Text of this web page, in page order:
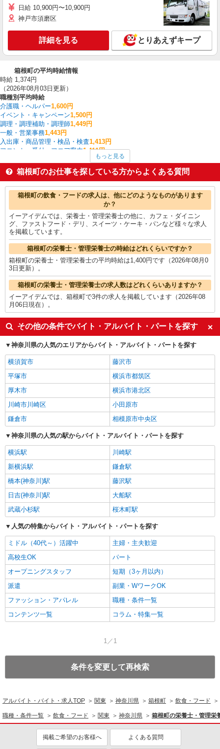
日給 10,900円〜10,900円
神戸市須磨区
詳細を見る とりあえずキープ
箱根町の平均時給情報
時給 1,374円
（2026年08月03日更新）
職種別平均時給
介護職・ヘルパー1,600円
イベント・キャンペーン1,500円
調理・調理補助・調理師1,449円
一般・営業事務1,443円
入出庫・商品管理・検品・検査1,413円
フロント・受付・フロア案内1,411円
保育士・保育補助1,400円
梱包・仕分け・ピッキング1,389円
送迎ドライバー1,350円
箱根町の他の職種の平均時給を見る
もっと見る
箱根町のお仕事を探している方からよくある質問
箱根町の飲食・フードの求人は、他にどのようなものがあります
か？
イーアイデムでは、栄養士・管理栄養士の他に、カフェ・ダイニン
グ、ファストフード・デリ、スイーツ・ケーキ・パンなど様々な求人
を掲載しています。
箱根町の栄養士・管理栄養士の時給はどれくらいですか？
箱根町の栄養士・管理栄養士の平均時給は1,400円です（2026年08月0
3日更新）。
箱根町の栄養士・管理栄養士の求人数はどれくらいありますか？
イーアイデムでは、箱根町で3件の求人を掲載しています（2026年08
月06日現在）。
その他の条件でバイト・アルバイト・パートを探す
神奈川県の人気のエリアからバイト・アルバイト・パートを探す
横須賀市
藤沢市
平塚市
横浜市都筑区
厚木市
横浜市港北区
川崎市川崎区
小田原市
鎌倉市
相模原市中央区
神奈川県の人気の駅からバイト・アルバイト・パートを探す
横浜駅
川崎駅
新横浜駅
鎌倉駅
橋本(神奈川)駅
藤沢駅
日吉(神奈川)駅
大船駅
武蔵小杉駅
桜木町駅
人気の特集からバイト・アルバイト・パートを探す
ミドル（40代～）活躍中
主婦・主夫歓迎
高校生OK
パート
オープニングスタッフ
短期（3ヶ月以内）
派遣
副業・WワークOK
ファッション・アパレル
職種・条件一覧
コンテンツ一覧
コラム・特集一覧
1／1
条件を変更して再検索
アルバイト・バイト・求人TOP 関東 神奈川県 箱根町 飲食・フード
職種・条件一覧 飲食・フード 関東 神奈川県 箱根町の栄養士・管理栄
掲載ご希望のお客様へ よくある質問